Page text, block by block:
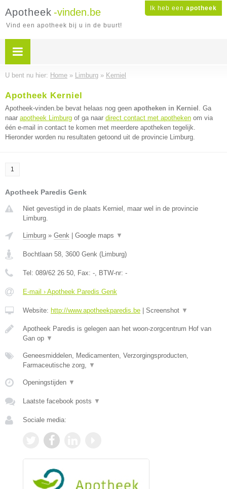
Ik heb een apotheek
Apotheek -vinden.be
Vind een apotheek bij u in de buurt!
U bent nu hier: Home » Limburg » Kerniel
Apotheek Kerniel
Apotheek-vinden.be bevat helaas nog geen apotheken in Kerniel . Ga
naar apotheek Limburg of ga naar direct contact met apotheken om via
één e-mail in contact te komen met meerdere apotheken tegelijk.
Hieronder worden nu resultaten getoond uit de provincie Limburg.
1
Apotheek Paredis Genk
Niet gevestigd in de plaats Kerniel, maar wel in de provincie
Limburg.
Limburg » Genk Google maps ▼
Bochtlaan 58, 3600 Genk (Limburg)
Tel: 089/62 26 50, Fax: -, BTW-nr: -
E-mail › Apotheek Paredis Genk
Website: http://www.apotheekparedis.be Screenshot ▼
Apotheek Paredis is gelegen aan het woon-zorgcentrum Hof van
Gan op ▼
Geneesmiddelen, Medicamenten, Verzorgingsproducten,
Farmaceutische zorg, ▼
Openingstijden ▼
Laatste facebook posts ▼
Sociale media: